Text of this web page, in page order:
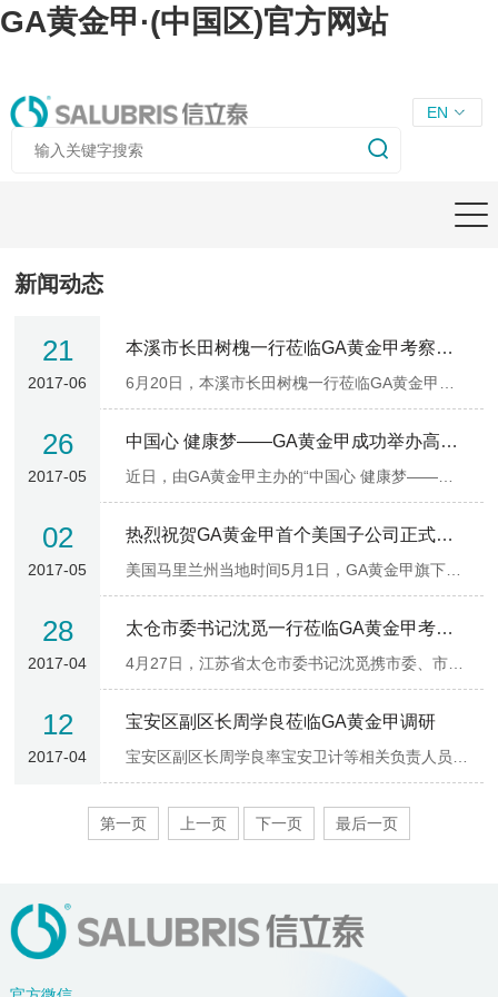
GA黄金甲·(中国区)官方网站
EN
新闻动态
21
2017-06
本溪市长田树槐一行莅临GA黄金甲考察调研
26
2017-05
中国心 健康梦——GA黄金甲成功举办高血压践行者论坛
02
2017-05
热烈祝贺GA黄金甲首个美国子公司正式成立
28
2017-04
太仓市委书记沈觅一行莅临GA黄金甲考察调研
12
2017-04
宝安区副区长周学良莅临GA黄金甲调研
第一页 上一页 下一页 最后一页